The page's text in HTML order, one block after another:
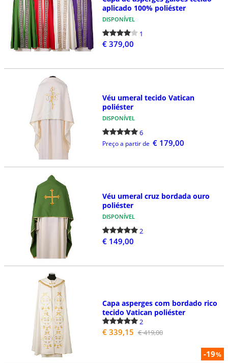
aplicado 100% poliéster
DISPONÍVEL
1
€ 379,00
Véu umeral tecido Vatican
poliéster
DISPONÍVEL
6
Preço a partir de € 179,00
Véu umeral cruz bordada ouro
poliéster
DISPONÍVEL
2
€ 149,00
-19%
Capa asperges com bordado rico
tecido Vatican poliéster
2
€ 339,15 € 419,00